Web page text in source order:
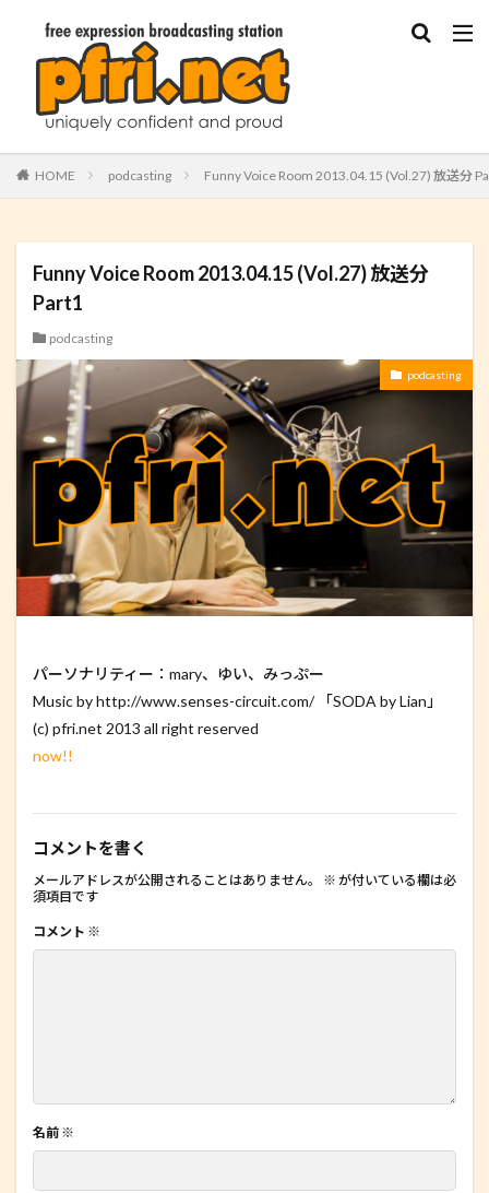
HOME podcasting Funny Voice Room 2013.04.15 (Vol.27) 放送分
Funny Voice Room 2013.04.15 (Vol.27) 放送分
Part1
podcasting
podcasting
パーソナリティー：mary、ゆい、みっぷー
Music by http://www.senses-circuit.com/ 「SODA by Lian」
(c) pfri.net 2013 all right reserved
now!!
コメントを書く
メールアドレスが公開されることはありません。 ※ が付いている欄は必
須項目です
コメント ※
名前 ※